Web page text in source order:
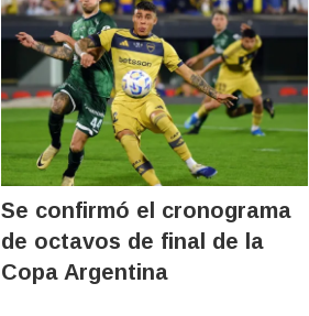
Se confirmó el cronograma
de octavos de final de la
Copa Argentina